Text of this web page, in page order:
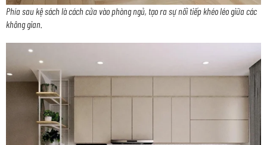
Phía sau kệ sách là cách cửa vào phòng ngủ, tạo ra sự nối tiếp khéo léo giữa các
không gian.